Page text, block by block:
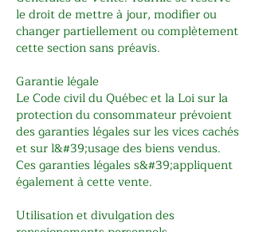
le droit de mettre à jour, modifier ou
changer partiellement ou complètement
cette section sans préavis.
Garantie légale
Le Code civil du Québec et la Loi sur la
protection du consommateur prévoient
des garanties légales sur les vices cachés
et sur l&#39;usage des biens vendus.
Ces garanties légales s&#39;appliquent
également à cette vente.
Utilisation et divulgation des